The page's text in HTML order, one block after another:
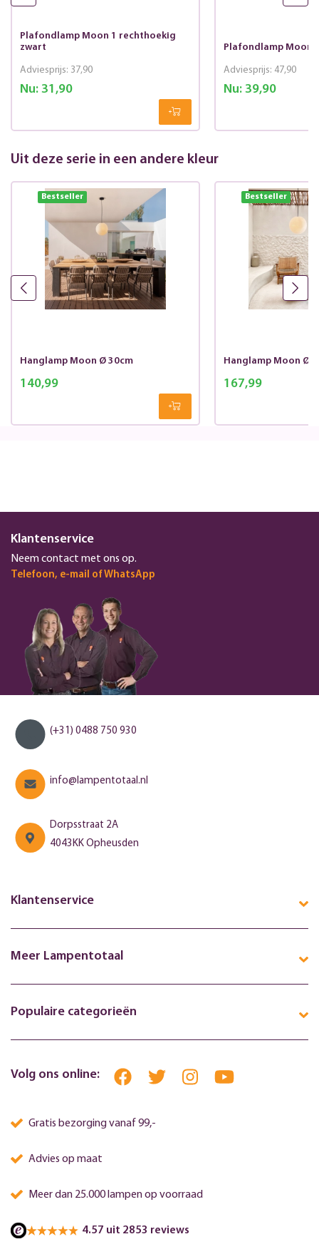
Plafondlamp Moon 1 rechthoekig
zwart
Nu:31,90
Adviesprijs: 37,90
Plafondlamp Moon
Nu:39,90
Adviesprijs: 47,90
Uit deze serie in een andere kleur
Bestseller
Hanglamp Moon Ø 30cm
140,99
Bestseller
Hanglamp Moon Ø
167,99
Klantenservice
Neem contact met ons op.
Telefoon, e-mail of WhatsApp
(+31) 0488 750 930
info@lampentotaal.nl
Dorpsstraat 2A
4043KK Opheusden
Klantenservice
Meer Lampentotaal
Populaire categorieën
Volg ons online:
Gratis bezorging vanaf 99,-
Advies op maat
Meer dan 25.000 lampen op voorraad
4.57 uit 2853 reviews